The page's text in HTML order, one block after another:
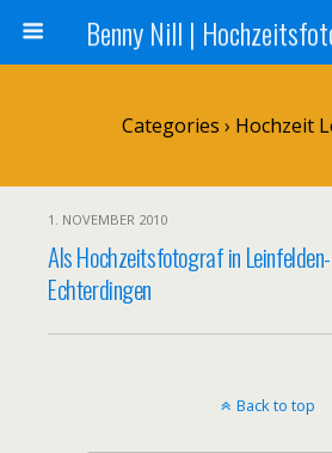
Categories › Hochzeit
1. NOVEMBER 2010
Als Hochzeitsfotograf in Leinfelden-
Echterdingen
Back to top